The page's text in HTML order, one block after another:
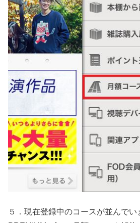
５．現在登録中のコースが並んで